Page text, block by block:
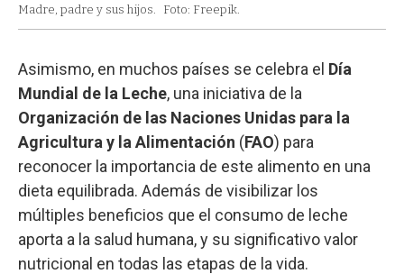
Madre, padre y sus hijos. Foto: Freepik.
Asimismo, en muchos países se celebra el Día
Mundial de la Leche, una iniciativa de la
Organización de las Naciones Unidas para la
Agricultura y la Alimentación (FAO) para
reconocer la importancia de este alimento en una
dieta equilibrada. Además de visibilizar los
múltiples beneficios que el consumo de leche
aporta a la salud humana, y su significativo valor
nutricional en todas las etapas de la vida.